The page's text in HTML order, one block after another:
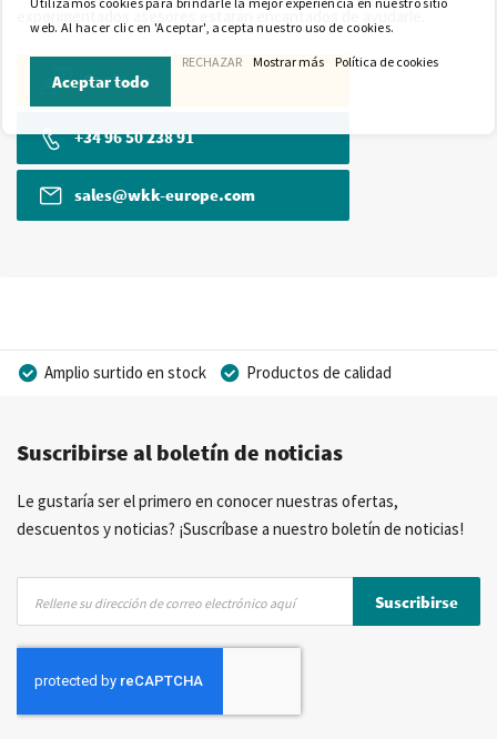
experimentados asesores estarán encantados de ayudarle.
Contacto
+34 96 50 238 91
sales@wkk-europe.com
Amplio surtido en stock
Productos de calidad
Asesoramiento personal
Más de 40 años de experiencia
Posibilidad de crear marca privada
Suscribirse al boletín de noticias
Le gustaría ser el primero en conocer nuestras ofertas,
descuentos y noticias? ¡Suscríbase a nuestro boletín de noticias!
nuestro
boletín
Suscribirse
web. Al hacer clic en 'Aceptar', acepta nuestro uso de cookies.
Aceptar todo
RECHAZAR Mostrar más Política de cookies